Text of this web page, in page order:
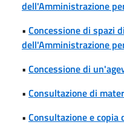
dell'Amministrazione
• Concessione di spazi
dell'Amministrazione
• Concessione di
• Consultazione di
• Consultazione e